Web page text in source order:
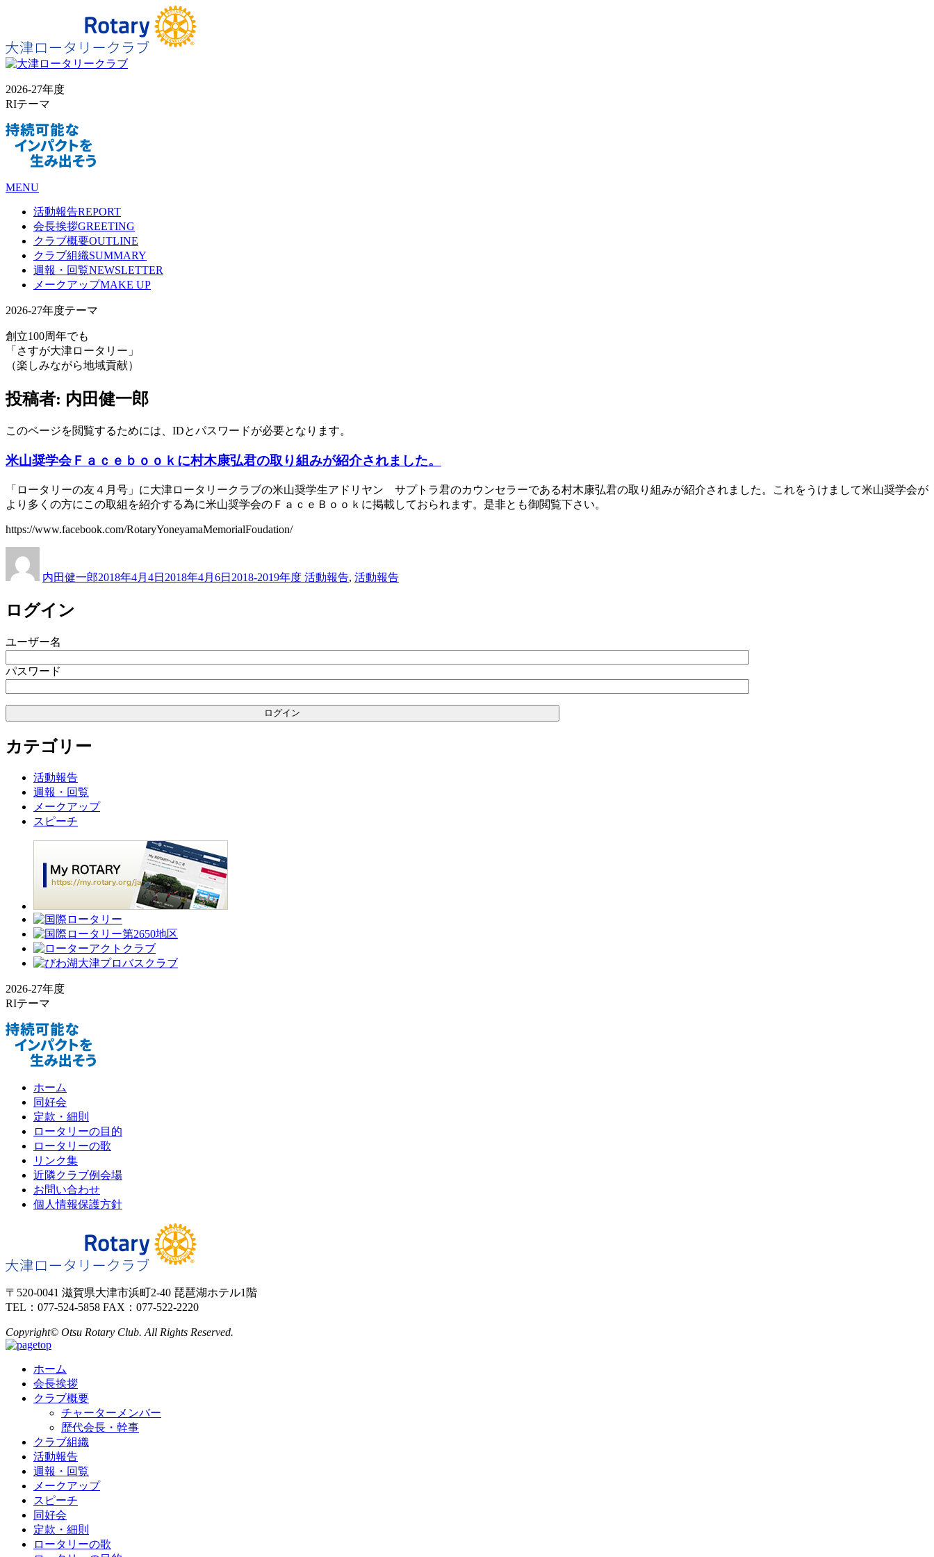
2026-27年度
RIテーマ
MENU
活動報告REPORT
会長挨拶GREETING
クラブ概要OUTLINE
クラブ組織SUMMARY
週報・回覧NEWSLETTER
メークアップMAKE UP
2026-27年度テーマ
創立100周年でも
「さすが大津ロータリー」
（楽しみながら地域貢献）
投稿者: 内田健一郎
このページを閲覧するためには、IDとパスワードが必要となります。
米山奨学会Ｆａｃｅｂｏｏｋに村木康弘君の取り組みが紹介されました。
「ロータリーの友４月号」に大津ロータリークラブの米山奨学生アドリヤン サプトラ君のカウンセラーである村木康弘君の取り組みが紹介されました。これをうけまして米山奨学会が
より多くの方にこの取組を紹介する為に米山奨学会のＦａｃｅＢｏｏｋに掲載しておられます。是非とも御閲覧下さい。
https://www.facebook.com/RotaryYoneyamaMemorialFoudation/
者内田健一郎日:
2018年4月4日 2018年4月6日ゴ
2018-2019年度 活動報告, 活動報告
ログイン
ユーザー名
パスワード
カテゴリー
活動報告
週報・回覧
メークアップ
スピーチ
2026-27年度
RIテーマ
ホーム
同好会
定款・細則
ロータリーの目的
ロータリーの歌
リンク集
近隣クラブ例会場
お問い合わせ
個人情報保護方針
〒520-0041 滋賀県大津市浜町2-40 琵琶湖ホテル1階
TEL：077-524-5858 FAX：077-522-2220
Copyright© Otsu Rotary Club. All Rights Reserved.
ホーム
会長挨拶
クラブ概要
チャーターメンバー
歴代会長・幹事
クラブ組織
活動報告
週報・回覧
メークアップ
スピーチ
同好会
定款・細則
ロータリーの歌